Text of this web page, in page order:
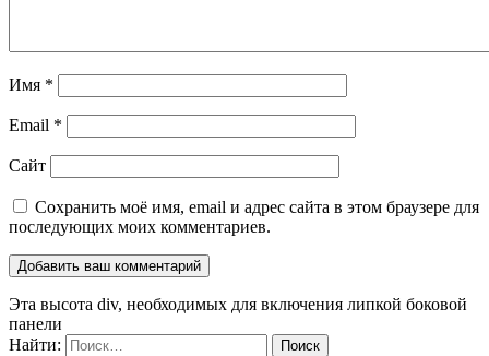
Имя *
Email *
Сайт
Сохранить моё имя, email и адрес сайта в этом браузере для
последующих моих комментариев.
Эта высота div, необходимых для включения липкой боковой
панели
Найти: